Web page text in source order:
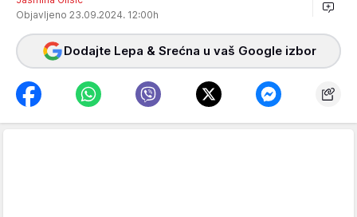
Objavljeno 23.09.2024. 12:00h
Dodajte Lepa & Srećna u vaš Google izbor